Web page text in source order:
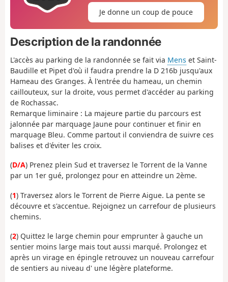
Je donne un coup de pouce
Description de la randonnée
L'accès au parking de la randonnée se fait via Mens et Saint-
Baudille et Pipet d'où il faudra prendre la D 216b jusqu'aux
Hameau des Granges. À l'entrée du hameau, un chemin
caillouteux, sur la droite, vous permet d'accéder au parking
de Rochassac.
Remarque liminaire : La majeure partie du parcours est
jalonnée par marquage Jaune pour continuer et finir en
marquage Bleu. Comme partout il conviendra de suivre ces
balises et d'éviter les croix.
(D/A) Prenez plein Sud et traversez le Torrent de la Vanne
par un 1er gué, prolongez pour en atteindre un 2ème.
(1) Traversez alors le Torrent de Pierre Aigue. La pente se
découvre et s'accentue. Rejoignez un carrefour de plusieurs
chemins.
(2) Quittez le large chemin pour emprunter à gauche un
sentier moins large mais tout aussi marqué. Prolongez et
après un virage en épingle retrouvez un nouveau carrefour
de sentiers au niveau d' une légère plateforme.